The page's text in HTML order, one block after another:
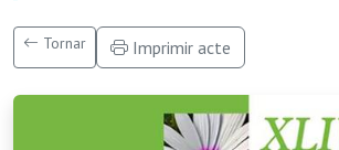
Tornar Imprimir acte